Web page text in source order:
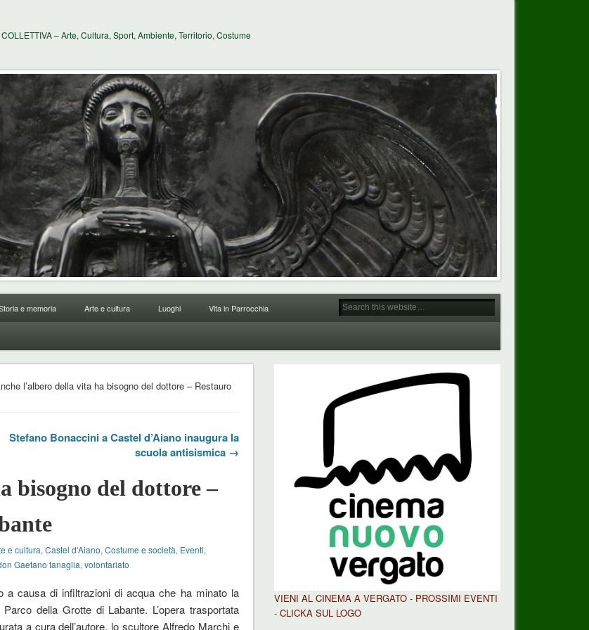
– Arte, Cultura, Sport, Ambiente, Territorio, Costume
e memoria Arte e cultura Luoghi Vita in Parrocchia
l’albero della vita ha bisogno del dottore – Restauro
Stefano Bonaccini a Castel d’Aiano inaugura la
scuola antisismica →
bisogno del dottore –
e cultura, Castel d'Aiano, Costume e società, Eventi,
Gaetano tanaglia, volontariato
a causa di infiltrazioni di acqua che ha minato la
della Grotte di Labante. L’opera trasportata
a cura dell’autore, lo scultore Alfredo Marchi e
VIENI AL CINEMA A VERGATO - PROSSIMI EVENTI
- CLICKA SUL LOGO